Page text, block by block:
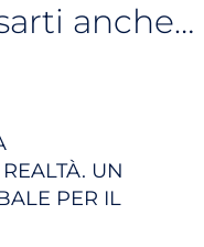
anche…
UN
PER IL